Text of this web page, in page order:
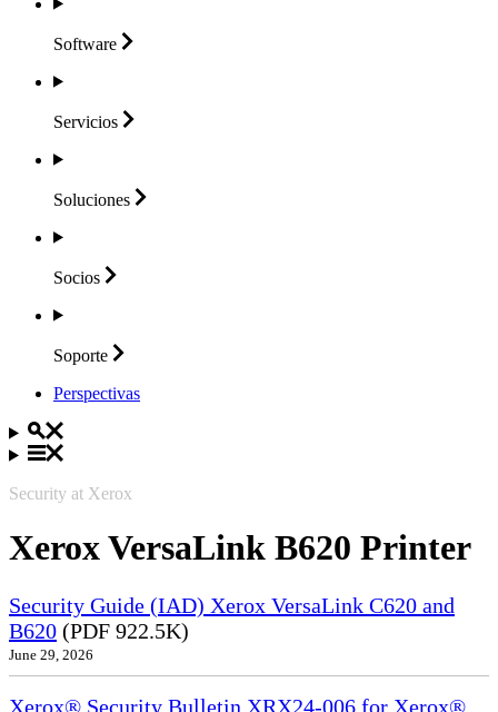
Software
Servicios
Soluciones
Socios
Soporte
Perspectivas
Security at Xerox
Xerox VersaLink B620 Printer
Security Guide (IAD) Xerox VersaLink C620 and
B620 (PDF 922.5K)
June 29, 2026
Xerox® Security Bulletin XRX24-006 for Xerox®